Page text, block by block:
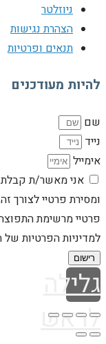
ניוזלטר
הצהרת נגישות
תנאים ופרטיות
להיות מעודכנים
שם
נייד
אימייל
אני מאשר/ת קבלת
ומסירת פרטיי לצורך
פרטיי מרשימת
למדיניות הפרטיות
רישום
גלילה
לראש